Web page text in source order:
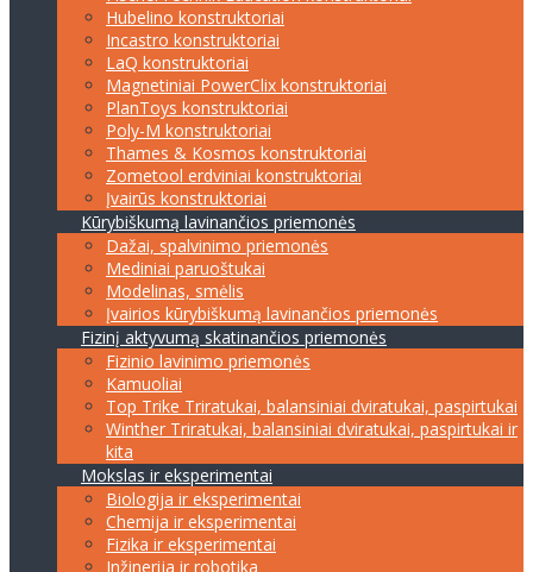
Hubelino konstruktoriai
Incastro konstruktoriai
LaQ konstruktoriai
Magnetiniai PowerClix konstruktoriai
PlanToys konstruktoriai
Poly-M konstruktoriai
Thames & Kosmos konstruktoriai
Zometool erdviniai konstruktoriai
Įvairūs konstruktoriai
Kūrybiškumą lavinančios priemonės
Dažai, spalvinimo priemonės
Mediniai paruoštukai
Modelinas, smėlis
Įvairios kūrybiškumą lavinančios priemonės
Fizinį aktyvumą skatinančios priemonės
Fizinio lavinimo priemonės
Kamuoliai
Top Trike Triratukai, balansiniai dviratukai, paspirtukai
Winther Triratukai, balansiniai dviratukai, paspirtukai ir
kita
Mokslas ir eksperimentai
Biologija ir eksperimentai
Chemija ir eksperimentai
Fizika ir eksperimentai
Inžinerija ir robotika